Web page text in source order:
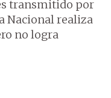
transmitido por
Nacional realiza
no logra